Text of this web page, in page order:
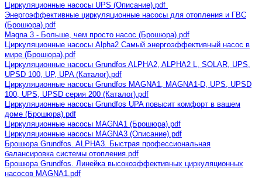
Циркуляционные насосы UPS (Описание).pdf
Энергоэффективные циркуляционные насосы для отопления и ГВС
(Брошюра).pdf
Magna 3 - Больше, чем просто насос (Брошюра).pdf
Циркуляционные насосы Alpha2 Cамый энергоэффективный насос в
мире (Брошюра).pdf
Циркуляционные насосы Grundfos ALPHA2, ALPHA2 L, SOLAR, UPS,
UPSD 100, UP, UPA (Каталог).pdf
Циркуляционные насосы Grundfos MAGNA1, MAGNA1-D, UPS, UPSD
100, UPS, UPSD серия 200 (Каталог).pdf
Циркуляционные насосы Grundfos UPA повысит комфорт в вашем
доме (Брошюра).pdf
Циркуляционные насосы MAGNA1 (Брошюра).pdf
Циркуляционные насосы MAGNA3 (Описание).pdf
Брошюра Grundfos. ALPHA3. Быстрая профессиональная
балансировка системы отопления.pdf
Брошюра Grundfos. Линейка высокоэффективных циркуляционных
насосов MAGNA1.pdf